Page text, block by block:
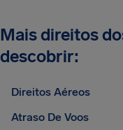
Mais direitos
descobrir:
Direitos Aéreos
Atraso De Voos